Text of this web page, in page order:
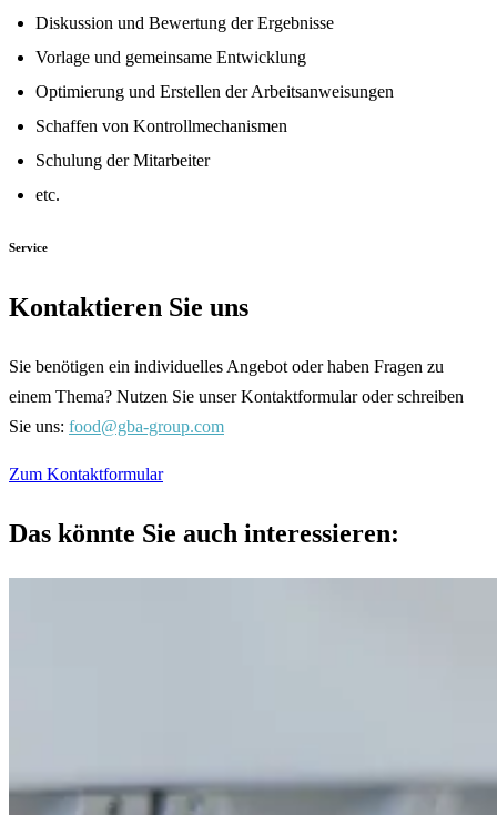
Diskussion und Bewertung der Ergebnisse
Vorlage und gemeinsame Entwicklung
Optimierung und Erstellen der Arbeitsanweisungen
Schaffen von Kontrollmechanismen
Schulung der Mitarbeiter
etc.
Service
Kontaktieren Sie uns
Sie benötigen ein individuelles Angebot oder haben Fragen zu
einem Thema? Nutzen Sie unser Kontaktformular oder schreiben
Sie uns: food@gba-group.com
Zum Kontaktformular
Das könnte Sie auch interessieren: